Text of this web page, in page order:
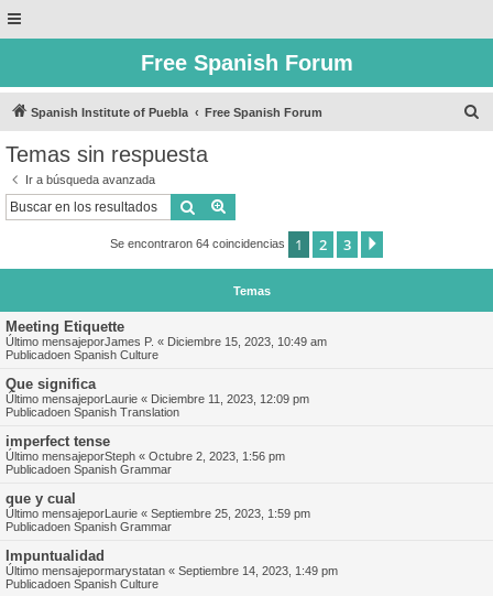
Free Spanish Forum
Spanish Institute of Puebla Free Spanish Forum
Temas sin respuesta
Ir a búsqueda avanzada
Buscar
Se encontraron 64 coincidencias 1 2 3
Temas
Meeting Etiquette
Último mensajeporJames P. « Diciembre 15, 2023, 10:49 am
Publicadoen Spanish Culture
Que significa
Último mensajeporLaurie « Diciembre 11, 2023, 12:09 pm
Publicadoen Spanish Translation
imperfect tense
Último mensajeporSteph « Octubre 2, 2023, 1:56 pm
Publicadoen Spanish Grammar
que y cual
Último mensajeporLaurie « Septiembre 25, 2023, 1:59 pm
Publicadoen Spanish Grammar
Impuntualidad
Último mensajepormarystatan « Septiembre 14, 2023, 1:49 pm
Publicadoen Spanish Culture